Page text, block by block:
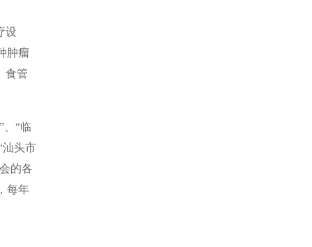
设
肿瘤
食管
、“临
汕头市
的各
每年